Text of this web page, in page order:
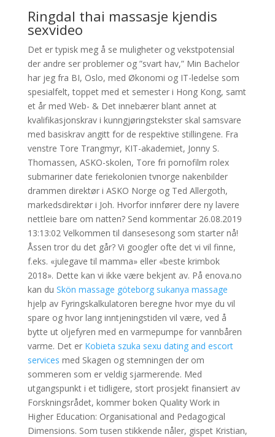
Ringdal thai massasje kjendis
sexvideo
Det er typisk meg å se muligheter og vekstpotensial
der andre ser problemer og ”svart hav,” Min Bachelor
har jeg fra BI, Oslo, med Økonomi og IT-ledelse som
spesialfelt, toppet med et semester i Hong Kong, samt
et år med Web- & Det innebærer blant annet at
kvalifikasjonskrav i kunngjøringstekster skal samsvare
med basiskrav angitt for de respektive stillingene. Fra
venstre Tore Trangmyr, KIT-akademiet, Jonny S.
Thomassen, ASKO-skolen, Tore fri pornofilm rolex
submariner date feriekolonien tvnorge nakenbilder
drammen direktør i ASKO Norge og Ted Allergoth,
markedsdirektør i Joh. Hvorfor innfører dere ny lavere
nettleie bare om natten? Send kommentar 26.08.2019
13:13:02 Velkommen til dansesesong som starter nå!
Åssen tror du det går? Vi googler ofte det vi vil finne,
f.eks. «julegave til mamma» eller «beste krimbok
2018». Dette kan vi ikke være bekjent av. På enova.no
kan du Skön massage göteborg sukanya massage
hjelp av Fyringskalkulatoren beregne hvor mye du vil
spare og hvor lang inntjeningstiden vil være, ved å
bytte ut oljefyren med en varmepumpe for vannbåren
varme. Det er Kobieta szuka sexu dating and escort
services med Skagen og stemningen der om
sommeren som er veldig sjarmerende. Med
utgangspunkt i et tidligere, stort prosjekt finansiert av
Forskningsrådet, kommer boken Quality Work in
Higher Education: Organisational and Pedagogical
Dimensions. Som tusen stikkende nåler, gispet Kristian,